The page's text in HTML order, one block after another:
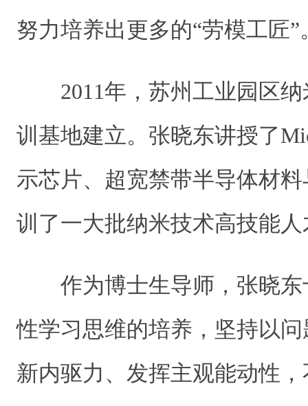
努力培养出更多的“劳模工匠”
2011年，苏州工业园区
训基地建立。张晓东讲授了
示芯片、超宽禁带半导体材
训了一大批纳米技术高技能人
作为博士生导师，张晓
性学习思维的培养，坚持以
新内驱力、发挥主观能动性